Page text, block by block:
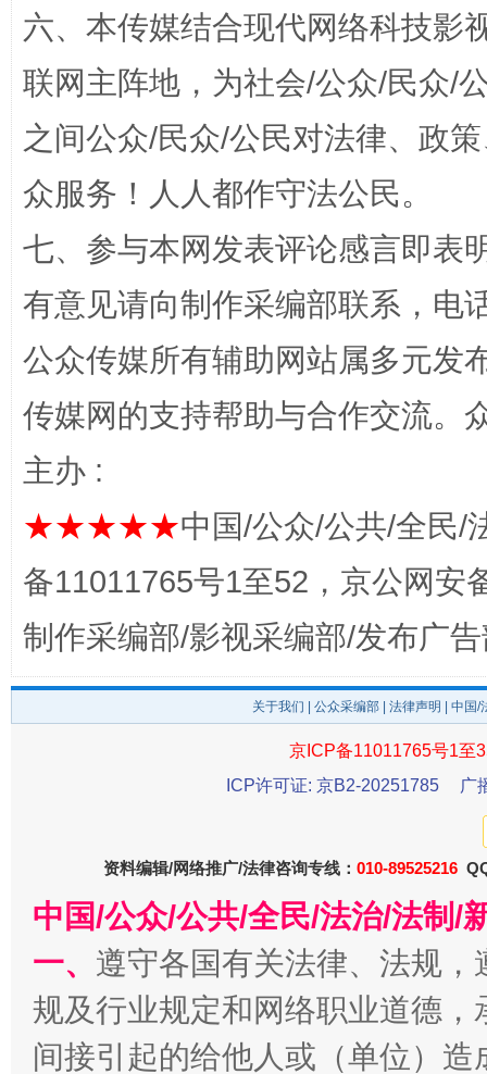
“蜀中异人”王建安的艺术幻境
完善运行机制助力责任有效落实 一纸欠
六、本传媒结合现代网络科技影
联网主阵地，为社会/公众/民众/
之间公众/民众/公民对法律、政
众服务！人人都作守法公民。
七、参与本网发表评论感言即表
有意见请向制作采编部联系，电
公众传媒所有辅助网站属多元发
传媒网的支持帮助与合作交流。
主办 :
★★★★★中国/公众/公共/全民/
备11011765号1至52，京公网安
制作采编部/影视采编部/发布广
关于我们 公众采编部 法律声明 | 中国
京ICP备11011765号1至
ICP许可证: 京B2-20251785
广
资料编辑/网络推广/法律咨询专线： 010-89525216
中国/公众/公共/全民/法治/法制/
一、 遵守各国有关法律、法规
规及行业规定和网络职业道德
间接引起的给他人或（单位）